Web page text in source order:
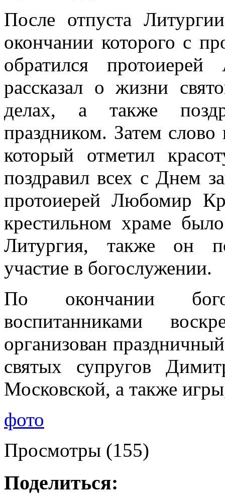
После отпуста
окончании которого с
обратился
рассказал о жизни
делах, а также
праздником. Затем
который отметил
поздравил всех с Днем
протоиерей Любомир
крестильном храме
Литургия, также он
участие в богослужении.
По окончании
воспитанниками
организован
святых супругов
Московской, а также
фото
Просмотры (155)
Поделиться: